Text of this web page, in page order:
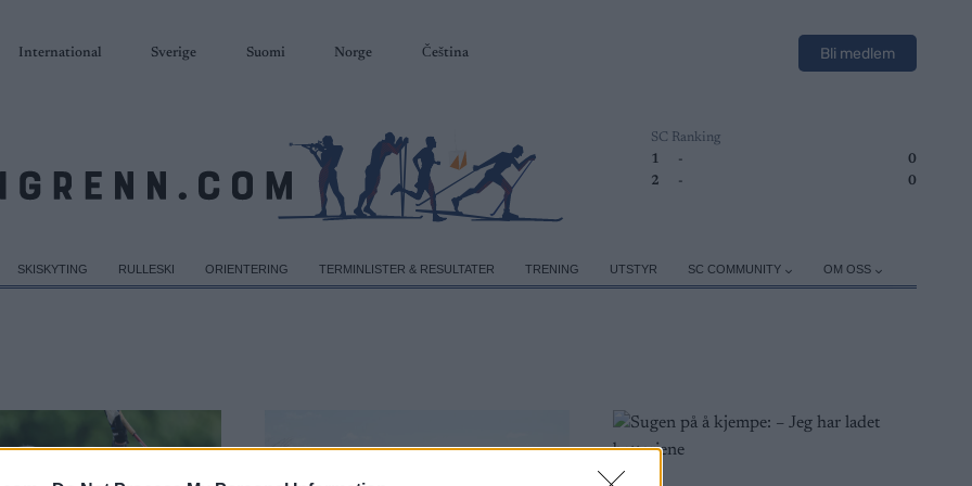
International Sverige Suomi Norge Čeština Bli medlem
SC Ranking
1
-
0
2
- 0
SKISKYTING RULLESKI ORIENTERING TERMINLISTER & RESULTATER TRENING UTSTYR SC COMMUNITY OM OSS